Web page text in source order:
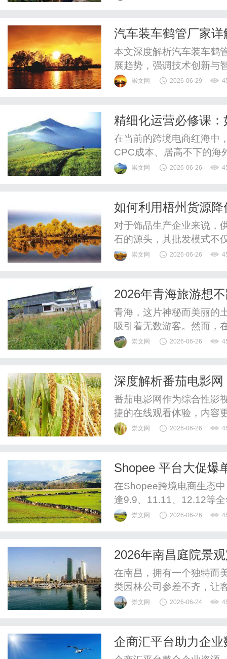
到了晚上躺床上，那声音
汽车装车鹤管厂家
本文深度解析汽车装车鹤
展趋势，强调技术创新与
崇文网 2026-06-29
精细化运营必修课
利润？
在当前的跨境电商红海中
CPC成本、居高不下的海
家在前端绞尽脑汁地优化
出的绝对掌控。而亚马逊
崇文网 2026-06-26
如何利用梧州货源
对于饰品生产企业来说，
石的源头，其批发模式不
解。一、减少中间商的流
在原材料价格波动中保持
崇文网 2026-06-26
2026年青海旅游想
过！
青海，这片神秘而美丽的
吸引着无数游客。然而，
阱。接下来，就让我们一
店和隐形消费。据相关调
崇文网 2026-06-26
深度解析番茄电影
番茄电影网作为综合性影
捷的在线观看体验，内容
跃。崇文网 2026-06-26
Shopee 平台大促爆
流周转？
在Shopee跨境电商生态中
逢9.9、11.11、12.12等
东南亚当地的社媒热点，
以及海外仓仓储费。如果
崇文网 2026-06-26
2026年南昌庭院景
出新高度！
在南昌，拥有一个独特而
类园林公司参差不齐，让
时感到无从下手。今天
往往会面临多个环节衔接
崇文网 2026-06-24
企商汇平台助力企